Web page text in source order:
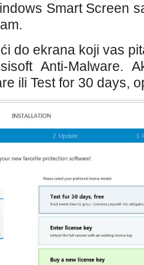
Smart Screen
do ekrana koji vas
Anti-Malware.
ili Test for 30 days,